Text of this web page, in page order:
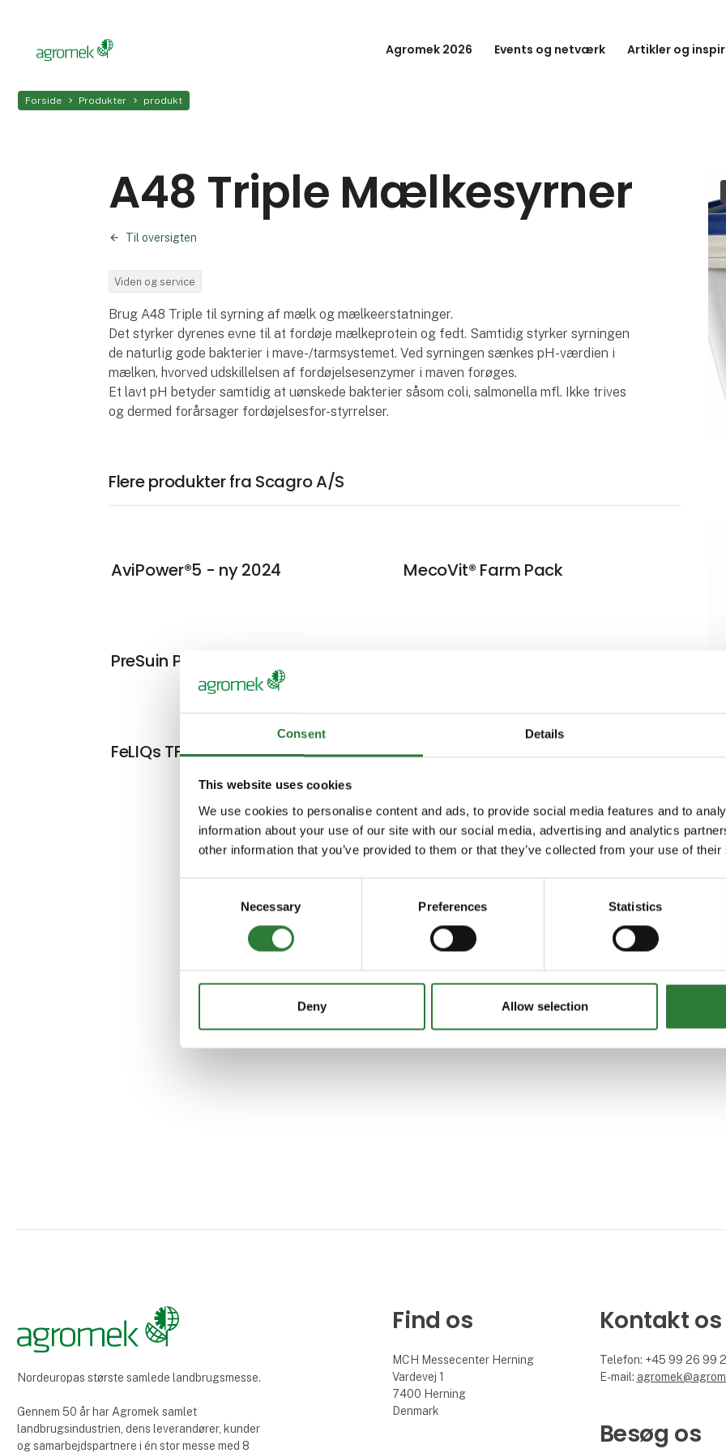
Consent Details
This website uses cookies
We use cookies to personalise content and ads, to provide social media features and to
information about your use of our site with our social media, advertising and analytics
other information that you’ve provided to them or that they’ve collected from your use of
Necessary Preferences Statistics
Deny Allow selection
Agromek 2026 Events og netværk Artikler og
Forside Produkter produkt
A48 Triple Mælkesyrner
Til oversigten
Viden og service
Brug A48 Triple til syrning af mælk og mælkeerstatninger.
Det styrker dyrenes evne til at fordøje mælkeprotein og fedt. Samtidig styrker syrningen
de naturlig gode bakterier i mave-/tarmsystemet. Ved syrningen sænkes pH-værdien i
mælken, hvorved udskillelsen af fordøjelsesenzymer i maven forøges.
Et lavt pH betyder samtidig at uønskede bakterier såsom coli, salmonella mfl. Ikke trives
og dermed forårsager fordøjelsesfor-styrrelser.
Flere produkter fra Scagro A/S
AviPower®5 - ny 2024 MecoVit® Farm Pack
PreSuin Pro
FeLIQs TF drikkejern Combi-FER - jernbooster
Nordeuropas største samlede landbrugsmesse.
Gennem 50 år har Agromek samlet
landbrugsindustrien, dens leverandører, kunder
og samarbejdspartnere i én stor messe med 8
Find os
MCH Messecenter Herning
Vardevej 1
7400 Herning
Denmark
Kontakt os
Telefon: +45 99 26 99
E-mail:
Besøg os